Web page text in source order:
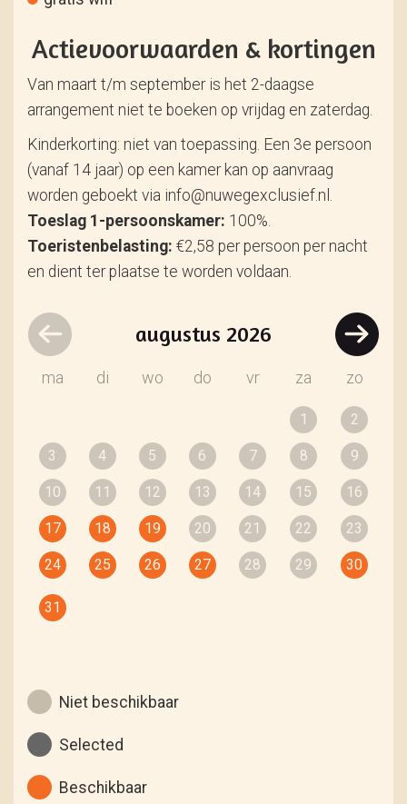
Actievoorwaarden & kortingen
Van maart t/m september is het 2-daagse
arrangement niet te boeken op vrijdag en zaterdag.
Kinderkorting: niet van toepassing. Een 3e persoon
(vanaf 14 jaar) op een kamer kan op aanvraag
worden geboekt via info@nuwegexclusief.nl.
Toeslag 1-persoonskamer: 100%.
Toeristenbelasting: €2,58 per persoon per nacht
en dient ter plaatse te worden voldaan.
augustus 2026
ma di wo do vr za zo
1 2
3 4 5 6 7 8 9
10 11 12 13 14 15 16
17 18 19 20 21 22 23
24 25 26 27 28 29 30
31
Niet beschikbaar
Selected
Beschikbaar